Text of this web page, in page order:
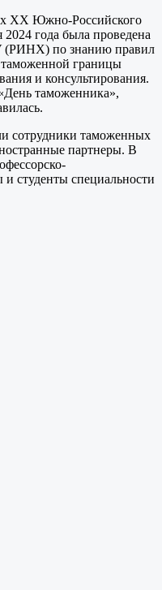
ХХ Южно-Российского
2024 года была проведена
(РИНХ) по знанию правил
границы
и консультирования.
таможенника»,
сотрудники таможенных
партнеры. В
и студенты специальности